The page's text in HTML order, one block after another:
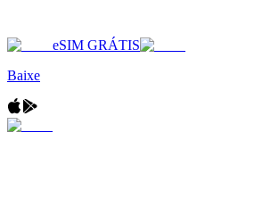
eSIM GRÁTIS
Baixe